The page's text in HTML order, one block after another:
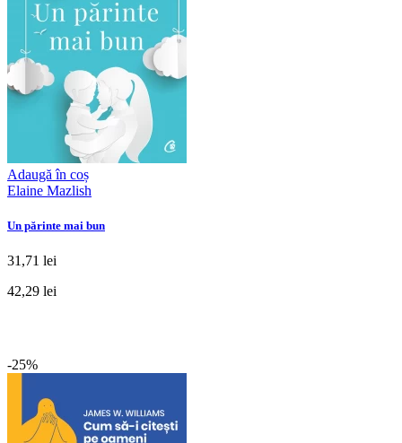
Adaugă în coș
Elaine Mazlish
Un părinte mai bun
31,71 lei
42,29 lei
-25%